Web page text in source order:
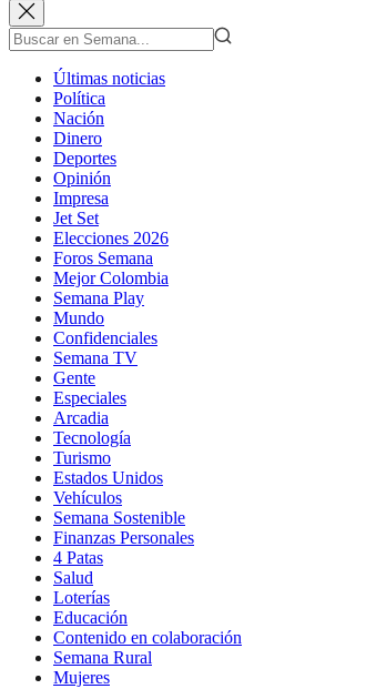
Últimas noticias
Política
Nación
Dinero
Deportes
Opinión
Impresa
Jet Set
Elecciones 2026
Foros Semana
Mejor Colombia
Semana Play
Mundo
Confidenciales
Semana TV
Gente
Especiales
Arcadia
Tecnología
Turismo
Estados Unidos
Vehículos
Semana Sostenible
Finanzas Personales
4 Patas
Salud
Loterías
Educación
Contenido en colaboración
Semana Rural
Mujeres